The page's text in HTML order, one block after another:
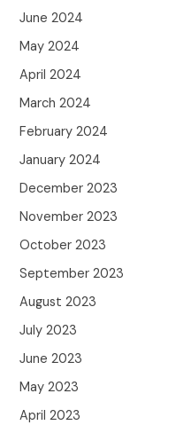
June 2024
May 2024
April 2024
March 2024
February 2024
January 2024
December 2023
November 2023
October 2023
September 2023
August 2023
July 2023
June 2023
May 2023
April 2023